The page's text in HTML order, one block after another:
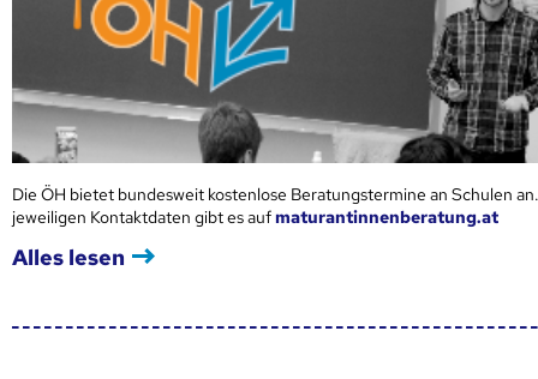
Die ÖH bietet bundesweit kostenlose Beratungstermine an Schulen
jeweiligen Kontaktdaten gibt es aufmaturantinnenberatung.at
Alles lesen